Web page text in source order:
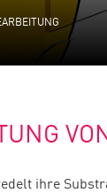
ihre